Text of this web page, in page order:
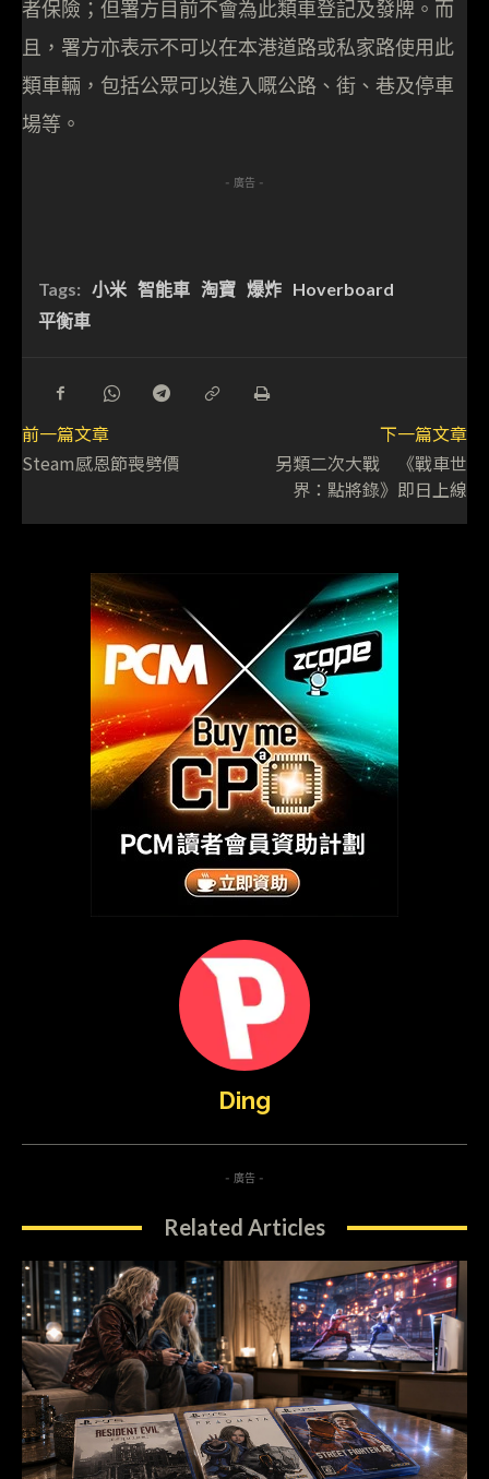
者保險；但署方目前不會為此類車登記及發牌。而
且，署方亦表示不可以在本港道路或私家路使用此
類車輛，包括公眾可以進入嘅公路、街、巷及停車
場等。
- 廣告 -
Tags: 小米 智能車 淘寶 爆炸 Hoverboard
平衡車
前一篇文章
Steam感恩節喪劈價
下一篇文章
另類二次大戰 《戰車世
界：點將錄》即日上線
Ding
- 廣告 -
Related Articles